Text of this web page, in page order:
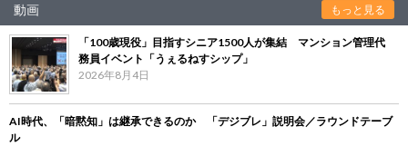
動画 もっと見る
「100歳現役」目指すシニア1500人が集結 マンション管理代
務員イベント「うぇるねすシップ」
2026年8月4日
AI時代、「暗黙知」は継承できるのか 「デジブレ」説明会／ラウンドテーブ
ル